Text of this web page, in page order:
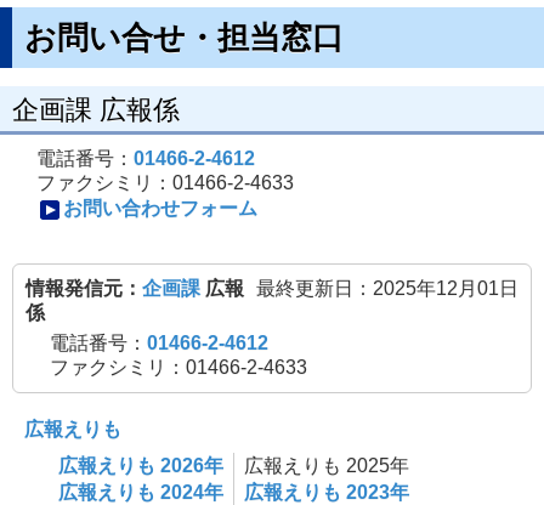
お問い合せ・担当窓口
企画課 広報係
電話番号： 01466-2-4612
ファクシミリ：01466-2-4633
お問い合わせフォーム
最終更新日：2025年12月01日
情報発信元： 企画課 広報
係
電話番号： 01466-2-4612
ファクシミリ：01466-2-4633
広報えりも
広報えりも 2026年
広報えりも 2025年
広報えりも 2024年
広報えりも 2023年